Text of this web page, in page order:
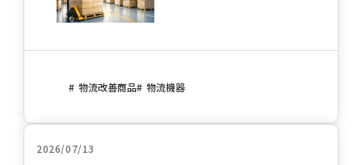
物流改善商品 物流機器
2026/07/13